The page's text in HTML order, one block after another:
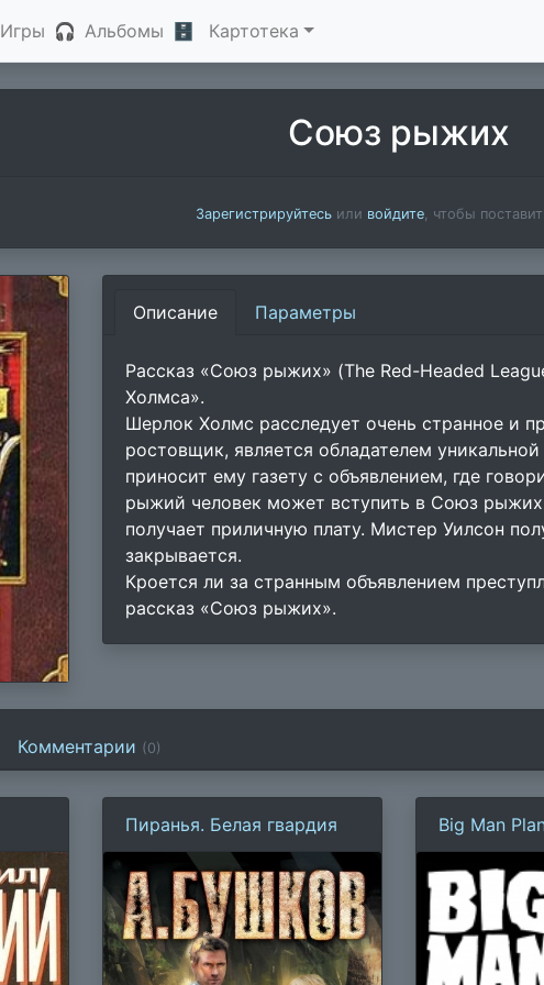
Игры 🎧 Альбомы 🗄 Картотека
Союз рыжих
Зарегистрируйтесьили войдите, чтобы
Описание Параметры
Рассказ «Союз рыжих» (The Red-Headed
Холмса».
Шерлок Холмс расследует очень странное и
ростовщик, является обладателем
приносит ему газету с объявлением, где
рыжий человек может вступить в Союз
получает приличную плату. Мистер Уилсон
закрывается.
Кроется ли за странным объявлением
рассказ «Союз рыжих».
Комментарии (0)
Пиранья. Белая гвардия Big Man